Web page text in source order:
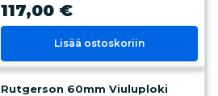
117,00 €
Lisää ostoskoriin
Rutgerson 60mm Viuluploki